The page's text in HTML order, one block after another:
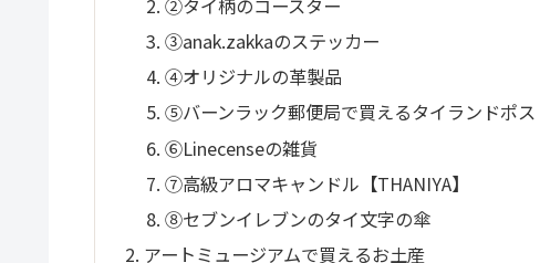
③anak.zakkaのステッカー
④オリジナルの革製品
⑤バーンラック郵便局で買えるタイランドポ
⑥Linecenseの雑貨
⑦高級アロマキャンドル【THANIYA】
⑧セブンイレブンのタイ文字の傘
アートミュージアムで買えるお土産